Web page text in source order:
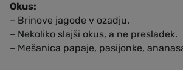
Okus:
– Brinove jagode v ozadju.
– Nekoliko slajši okus, a ne presladek.
– Mešanica papaje, pasijonke,